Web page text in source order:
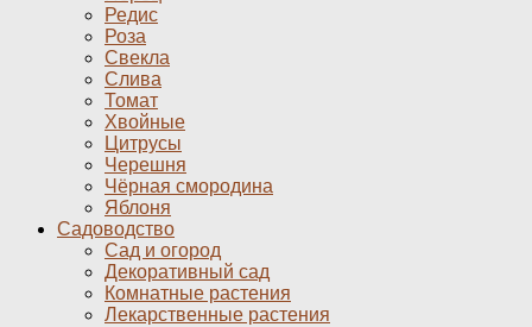
Редис
Роза
Свекла
Слива
Томат
Хвойные
Цитрусы
Черешня
Чёрная смородина
Яблоня
Садоводство
Сад и огород
Декоративный сад
Комнатные растения
Лекарственные растения